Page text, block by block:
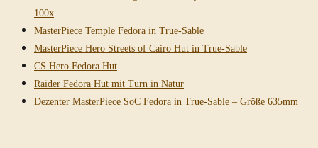
100x
MasterPiece Temple Fedora in True-Sable
MasterPiece Hero Streets of Cairo Hut in True-Sable
CS Hero Fedora Hut
Raider Fedora Hut mit Turn in Natur
Dezenter MasterPiece SoC Fedora in True-Sable – Größe 635mm